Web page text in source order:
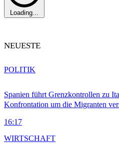
Loading...
NEUESTE
Spanien führt Grenzkontrollen zu
Konfrontation um die Migranten
16:17
POLITIK
WIRTSCHAFT